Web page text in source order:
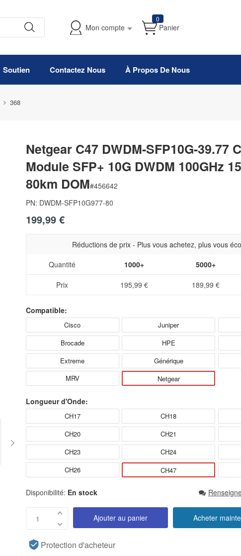
Mon compte
0
Panier
Soutien Contactez Nous À Propos De Nous
368
Netgear C47 DWDM-SFP10G-39.77
Module SFP+ 10G DWDM 100GHz
80km DOM#456642
PN: DWDM-SFP10G977-80
199,99 €
Réductions de prix - Plus vous achetez, plus vous
Quantité
1000+ 5000+
Prix 195,99 € 189,99 €
Compatible:
Cisco Juniper
Brocade
HPE
Extreme
Générique
MRV
Netgear
Longueur d'Onde:
CH17 CH18
CH20
CH21
CH23
CH24
CH26
CH47
Disponibilité: En stock
Ajouter au panier Acheter
Protection d'acheteur